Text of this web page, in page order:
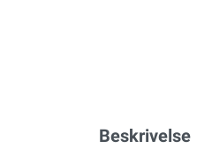
Beskrivelse